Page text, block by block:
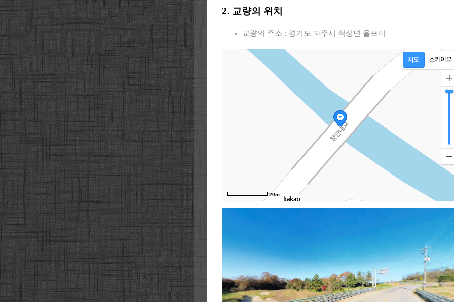
2. 교량의 위치
교량의 주소 : 경기도 파주시 적성면 율포리
20m